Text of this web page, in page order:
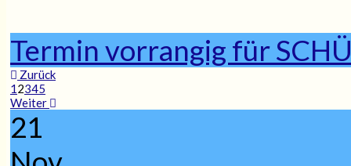
Termin vorrangig für
Zurück
12345
Weiter
21